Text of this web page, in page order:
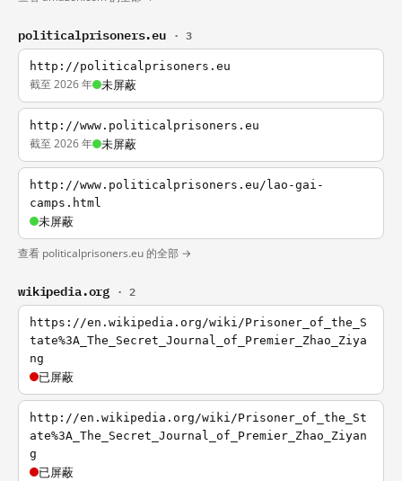
politicalprisoners.eu · 3
http://politicalprisoners.eu
截至 2026 年 未屏蔽
http://www.politicalprisoners.eu
截至 2026 年 未屏蔽
http://www.politicalprisoners.eu/lao-gai-
camps.html
未屏蔽
查看 politicalprisoners.eu 的全部 →
wikipedia.org · 2
https://en.wikipedia.org/wiki/Prisoner_of_the_S
tate%3A_The_Secret_Journal_of_Premier_Zhao_Ziya
ng
已屏蔽
http://en.wikipedia.org/wiki/Prisoner_of_the_St
ate%3A_The_Secret_Journal_of_Premier_Zhao_Ziyan
g
已屏蔽